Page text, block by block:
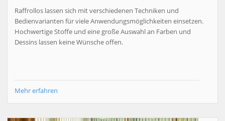
Raffrollos lassen sich mit verschiedenen Techniken und
Bedienvarianten für viele Anwendungsmöglichkeiten einsetzen.
Hochwertige Stoffe und eine große Auswahl an Farben und
Dessins lassen keine Wünsche offen.
Mehr erfahren